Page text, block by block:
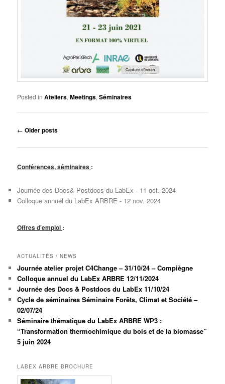
Posted in Ateliers,Meetings,Séminaires
Post
← Older posts
Conférences, séminaires :
Journée des Docs& Postdocs du LabEx - 11 oct. 2024
Colloque annuel du LabEx ARBRE - 12 nov. 2024
Offres d'emploi :
ACTUALITÉS / NEWS
Journée atelier projet C4Change – 31/10/24 – Compiègne
Colloque annuel du LabEx ARBRE 12/11/2024
Journée des Docs & Postdocs du LabEx 11/10/24
Cycle de séminaires Séminaire Forêts, Climat et Société –
02/07/24
Séminaire thématique du LabEx ARBRE WP3 :
“Transformation thermochimique du bois et de la biomasse”
5 juin 2024
LABEX ARBRE BROCHURE